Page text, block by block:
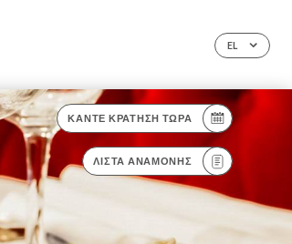
EL
ΚΆΝΤΕ ΚΡΆΤΗΣΗ ΤΏΡΑ
ΛΊΣΤΑ ΑΝΑΜΟΝΉΣ